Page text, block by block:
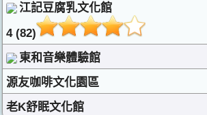
江記豆腐乳文化館
4 (82)
東和音樂體驗館
源友咖啡文化園區
老K舒眠文化館